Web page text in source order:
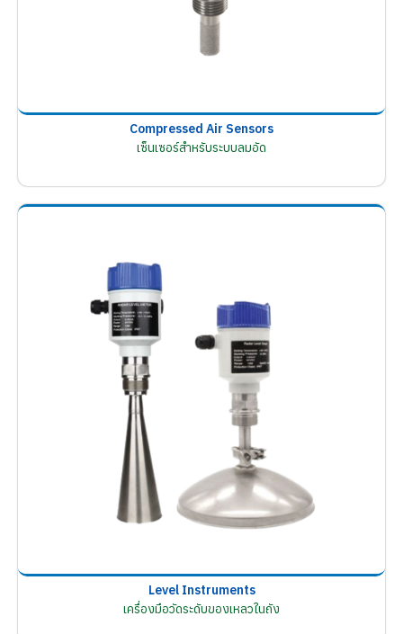
Compressed Air Sensors
เซ็นเซอร์สำหรับระบบลมอัด
Level Instruments
เครื่องมือวัดระดับของเหลวในถัง